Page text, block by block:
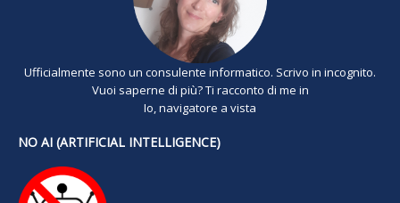
Ufficialmente sono un consulente informatico. Scrivo in incognito.
Vuoi saperne di più? Ti racconto di me in
Io, navigatore a vista
NO AI (ARTIFICIAL INTELLIGENCE)